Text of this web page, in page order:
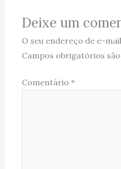
Deixe um
O seu endereço de e-
Campos obrigatórios
Comentário *